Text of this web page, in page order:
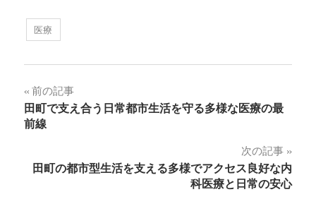
医療
投
稿
ビ
前の記事
田町で支え合う日常都市生活を守る多様な医療の最
前線
次の記事
田町の都市型生活を支える多様でアクセス良好な内
科医療と日常の安心